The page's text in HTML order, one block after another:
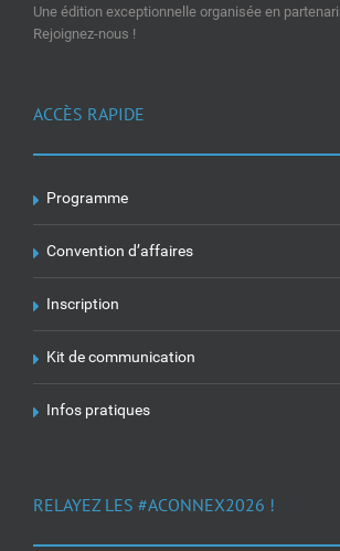
Une édition exceptionnelle organisée en
Rejoignez-nous !
ACCÈS RAPIDE
Programme
Convention d’affaires
Inscription
Kit de communication
Infos pratiques
RELAYEZ LES #ACONNEX2026 !